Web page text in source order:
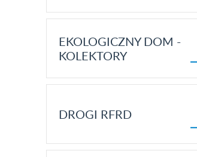
EKOLOGICZNY DOM -
KOLEKTORY
DROGI RFRD